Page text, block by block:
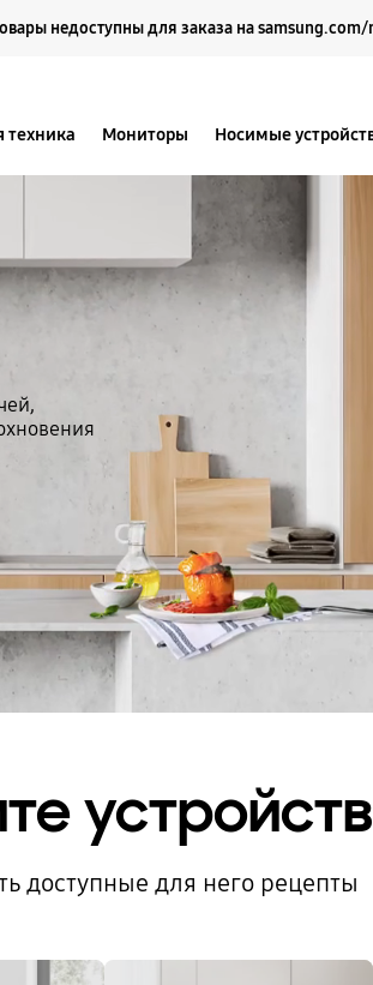
недоступны для заказа на samsung.com/
техника Мониторы Носимые
доступные для него рецепты